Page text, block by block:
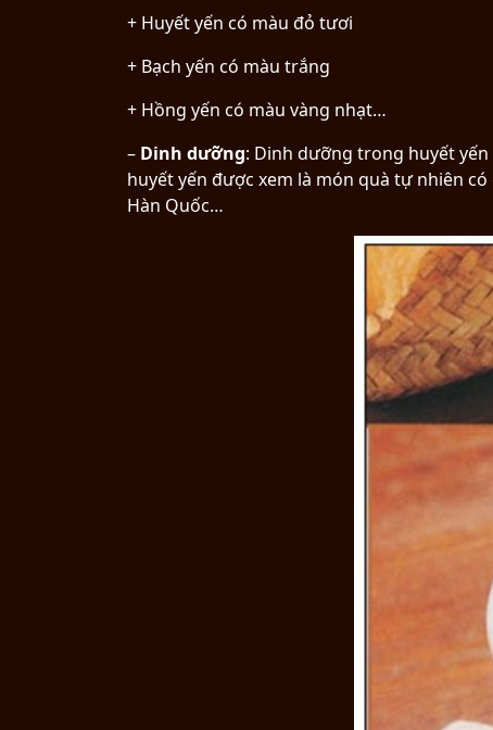
+ Huyết yến có màu đỏ tươi
+ Bạch yến có màu trắng
+ Hồng yến có màu vàng nhạt…
– Dinh dưỡng: Dinh dưỡng trong huyết yến
huyết yến được xem là món quà tự nhiên
Hàn Quốc…